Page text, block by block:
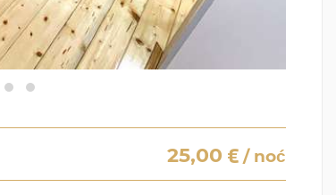
25,00 / noć